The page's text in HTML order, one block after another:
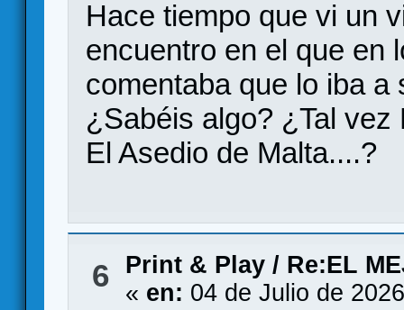
Hace tiempo que vi un
encuentro en el que en
comentaba que lo iba
¿Sabéis algo? ¿Tal
El Asedio de Malta....?
6 Print & Play/ Re:EL
« en: 04 de Julio de